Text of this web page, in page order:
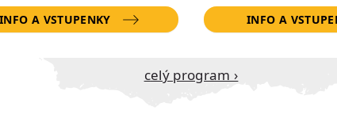
INFO A VSTUPENKY INFO A
Celý program ›